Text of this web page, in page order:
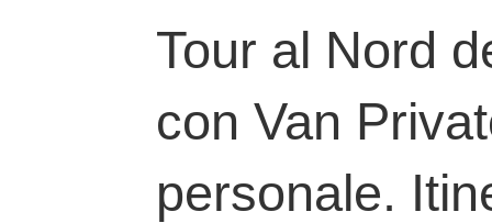
Tour al Nord
con Van
personale.